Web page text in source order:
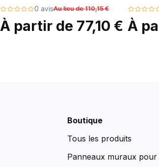
0 avisAu lieu de 110,15 €
À partir de 77,10 € À
Boutique
Tous les produits
Panneaux muraux pour